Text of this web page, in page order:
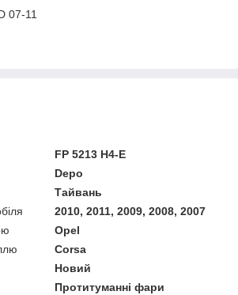
07-11
FP 5213 H4-E
Depo
Тайвань
2010, 2011, 2009, 2008, 2007
Opel
Corsa
Новий
Протитуманні фари